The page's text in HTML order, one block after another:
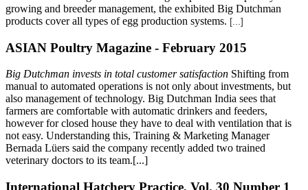
growing and breeder management, the exhibited Big Dutchman
products cover all types of egg production systems. [...]
ASIAN Poultry Magazine - February 2015
Big Dutchman invests in total customer satisfaction Shifting from
manual to automated operations is not only about investments, but
also management of technology. Big Dutchman India sees that
farmers are comfortable with automatic drinkers and feeders,
however for closed house they have to deal with ventilation that is
not easy. Understanding this, Training & Marketing Manager
Bernada Lüers said the company recently added two trained
veterinary doctors to its team.[...]
International Hatchery Practice, Vol. 30 Number 1